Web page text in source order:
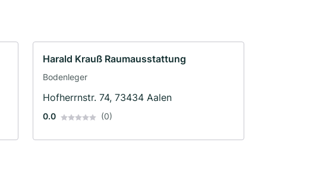
Harald Krauß Raumausstattung
Bodenleger
Hofherrnstr. 74, 73434 Aalen
0.0 (0)